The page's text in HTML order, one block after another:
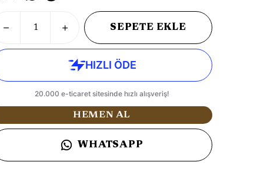
SEPETE EKLE
HEMEN AL
WHATSAPP